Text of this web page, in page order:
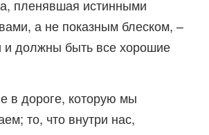
пленявшая истинными
а не показным блеском, –
и должны быть все хорошие
в дороге, которую мы
то, что внутри нас,